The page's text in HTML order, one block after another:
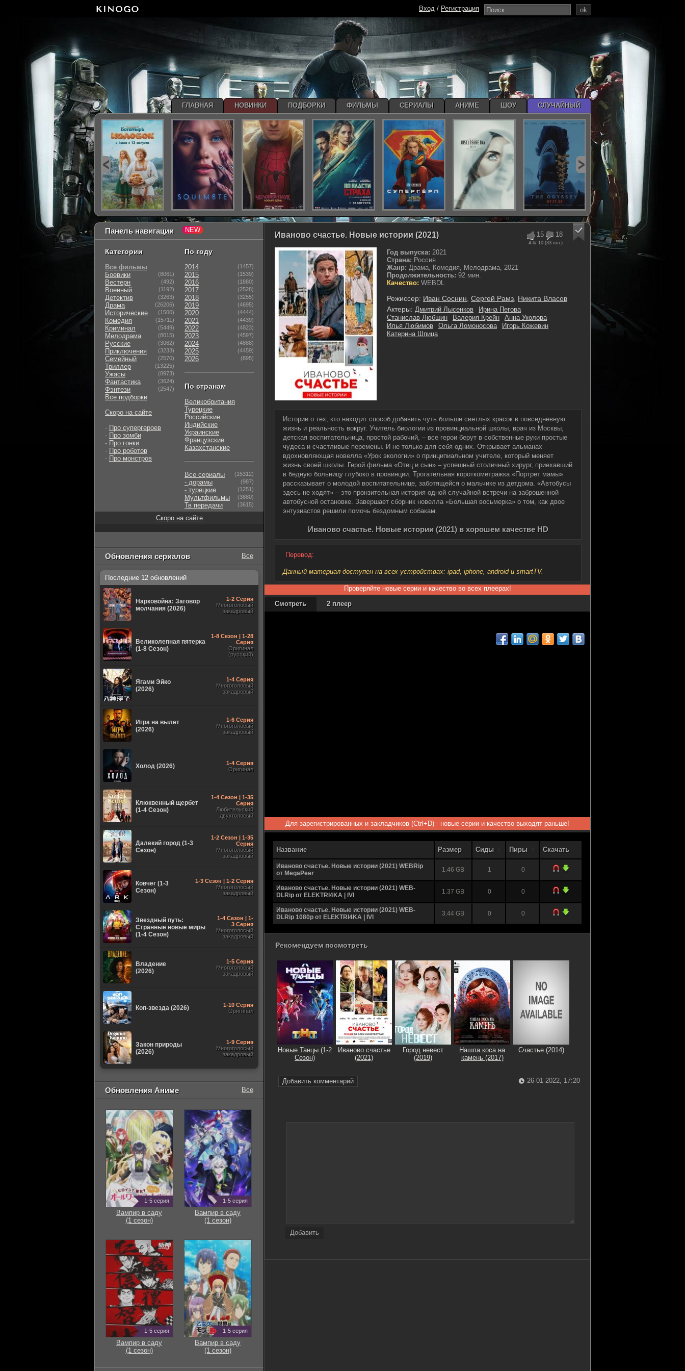
15 18
4.6/ 10 (33 гол.)
Иваново счастье. Новые истории (2021)
Год выпуска: 2021
Страна: Россия
Жанр: Драма, Комедия, Мелодрама, 2021
Продолжительность: 92 мин.
Качество: WEBDL
Режиссер: Иван Соснин Сергей Рамз Никита Власов
Актеры: Дмитрий Лысенков
Ирина Пегова
Станислав Любшин
Валерия Крейн
Анна Уколова
Илья Любимов
Ольга Ломоносова
Игорь Кожевин
Катерина Шпица
Истории о тех, кто находит способ добавить чуть больше светлых красок в повседневную
жизнь и реальность вокруг. Учитель биологии из провинциальной школы, врач из Москвы,
детская воспитательница, простой рабочий, – все герои берут в собственные руки простые
чудеса и счастливые перемены. И не только для себя одних. Открывает альманах
вдохновляющая новелла «Урок экологии» о принципиальном учителе, который меняет
жизнь своей школы. Герой фильма «Отец и сын» – успешный столичный хирург, приехавший
в бедную больницу глубоко в провинции. Трогательная короткометражка «Портрет мамы»
рассказывает о молодой воспитательнице, заботящейся о мальчике из детдома. «Автобусы
здесь не ходят» – это пронзительная история одной случайной встречи на заброшенной
автобусной остановке. Завершает сборник новелла «Большая восьмерка» о том, как двое
энтузиастов решили помочь бездомным собакам.
Иваново счастье. Новые истории (2021) в хорошем качестве HD
Перевод:
Данный материал доступен на всех устройствах: ipad, iphone, android и smartTV.
Проверяйте новые серии и качество во всех плеерах!
Смотреть
2 плеер
Для зарегистрированных и закладчиков (Ctrl+D) - новые серии и качество выходят раньше!
Название Размер Сиды Пиры Скачать
Иваново счастье. Новые истории (2021) WEBRip
от MegaPeer
1.46 GB 1 0
Иваново счастье. Новые истории (2021) WEB-
DLRip от ELEKTRI4KA | IVI
1.37 GB 0 0
Иваново счастье. Новые истории (2021) WEB-
DLRip 1080p от ELEKTRI4KA | IVI
3.44 GB 0 0
Рекомендуем посмотреть
Новые Танцы (1-2
Сезон)
Иваново счастье
(2021)
Город невест
(2019)
Нашла коса на
камень (2017)
Счастье (2014)
Добавить комментарий 26-01-2022, 17:20
Добавить
Панель навигации
Категории
Все фильмы
Боевики
(8061)
Вестерн (492)
Военный (1192)
Детектив (3263)
Драма (26206)
Исторические (1500)
Комедия (15711)
Криминал (5449)
Мелодрама (8015)
Русские (3062)
Приключения (3233)
Семейный (2570)
Триллер (13225)
Ужасы (8973)
Фантастика (3624)
Фэнтези (2547)
Все подборки
Скоро на сайте
- Про супергероев
- Про зомби
- Про гонки
- Про роботов
- Про монстров
По году
2014 (1457)
2015 (1539)
2016 (1880)
2017 (2528)
2018 (3255)
2019 (4695)
2020 (4444)
2021 (4439)
2022 (4823)
2023 (4597)
2024 (4888)
2025 (4459)
2026 (895)
По странам
Великобритания
Турецкие
Российские
Индийские
Украинские
Французские
Казахстанские
Все сериалы (15312)
- дорамы (987)
- турецкие (1251)
Мультфильмы (3880)
Тв передачи (3615)
Скоро на сайте
Обновления сериалов Все
Последние 12 обновлений
Нарковойна: Заговор
молчания (2026)
1-2 Серия
Многоголосый
закадровый
Великолепная пятерка
(1-8 Сезон)
1-8 Сезон | 1-28
Серия
Оригинал
(русский)
Ягами Эйко
(2026)
1-4 Серия
Многоголосый
закадровый
Игра на вылет
(2026)
1-6 Серия
Многоголосый
закадровый
Холод (2026)
1-4 Серия
Оригинал
Клюквенный щербет
(1-4 Сезон)
1-4 Сезон | 1-35
Серия
Любительский
двухголосый
Далекий город (1-3
Сезон)
1-2 Сезон | 1-35
Серия
Многоголосый
закадровый
Ковчег (1-3
Сезон)
1-3 Сезон | 1-2 Серия
Многоголосый
закадровый
Звездный путь:
Странные новые миры
(1-4 Сезон)
1-4 Сезон | 1-
3 Серия
Многоголосый
закадровый
Владение
(2026)
1-5 Серия
Многоголосый
закадровый
Коп-звезда (2026)
1-10 Серия
Оригинал
Закон природы
(2026)
1-9 Серия
Многоголосый
закадровый
Обновления Аниме Все
1-5 серия
Вампир в саду
(1 сезон)
1-5 серия
Вампир в саду
(1 сезон)
1-5 серия
Вампир в саду
(1 сезон)
1-5 серия
Вампир в саду
(1 сезон)
ok
Вход / Регистрация
ГЛАВНАЯ НОВИНКИ ПОДБОРКИ ФИЛЬМЫ СЕРИАЛЫ АНИМЕ ШОУ СЛУЧАЙНЫЙ